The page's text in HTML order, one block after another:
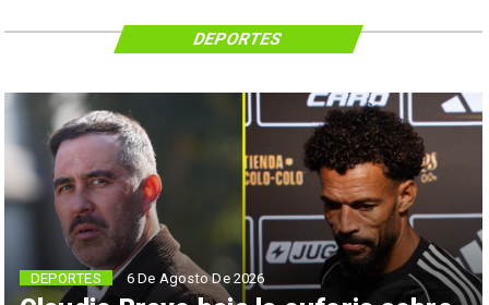
DEPORTES 6 De Agosto De 2026
DEPORTES